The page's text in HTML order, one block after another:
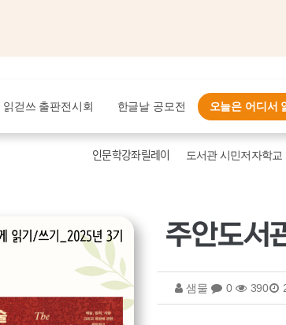
읽걷쓰 출판전시회 한글날 공모전 오늘은 어디서
인문학강좌릴레이 도서관 시민저자학교
샘물 0 390